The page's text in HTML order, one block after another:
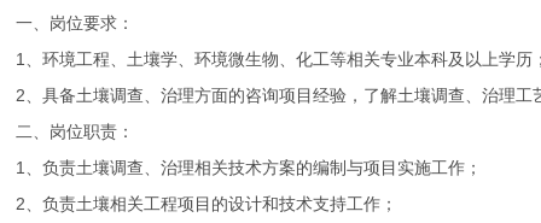
一、岗位要求：
1、环境工程、土壤学、环境微生物、化工等相关专业本科及以上学历
2、具备土壤调查、治理方面的咨询项目经验，了解土壤调查、治理
二、岗位职责：
1、负责土壤调查、治理相关技术方案的编制与项目实施工作；
2、负责土壤相关工程项目的设计和技术支持工作；